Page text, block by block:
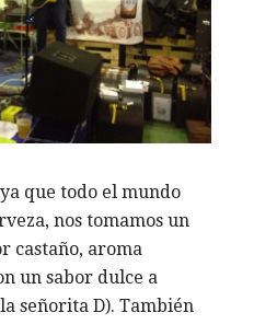
que todo el mundo
nos tomamos un
castaño, aroma
un sabor dulce a
señorita D). También